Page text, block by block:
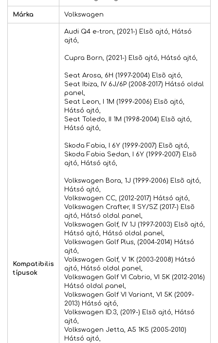
Márka Volkswagen
Kompatibilis
típusok
Audi Q4 e-tron, (2021-) Elsõ ajtó, Hátsó
ajtó,
Cupra Born, (2021-) Elsõ ajtó, Hátsó ajtó,
Seat Arosa, 6H (1997-2004) Elsõ ajtó,
Seat Ibiza, IV 6J/6P (2008-2017) Hátsó oldal
panel,
Seat Leon, I 1M (1999-2006) Elsõ ajtó,
Hátsó ajtó,
Seat Toledo, II 1M (1998-2004) Elsõ ajtó,
Hátsó ajtó,
Skoda Fabia, I 6Y (1999-2007) Elsõ ajtó,
Skoda Fabia Sedan, I 6Y (1999-2007) Elsõ
ajtó, Hátsó ajtó,
Volkswagen Bora, 1J (1999-2006) Elsõ ajtó,
Hátsó ajtó,
Volkswagen CC, (2012-2017) Hátsó ajtó,
Volkswagen Crafter, II SY/SZ (2017-) Elsõ
ajtó, Hátsó oldal panel,
Volkswagen Golf, IV 1J (1997-2003) Elsõ ajtó,
Hátsó ajtó, Hátsó oldal panel,
Volkswagen Golf Plus, (2004-2014) Hátsó
ajtó,
Volkswagen Golf, V 1K (2003-2008) Hátsó
ajtó, Hátsó oldal panel,
Volkswagen Golf VI Cabrio, VI 5K (2012-2016)
Hátsó oldal panel,
Volkswagen Golf VI Variant, VI 5K (2009-
2013) Hátsó ajtó,
Volkswagen ID.3, (2019-) Elsõ ajtó, Hátsó
ajtó,
Volkswagen Jetta, A5 1K5 (2005-2010)
Hátsó ajtó,